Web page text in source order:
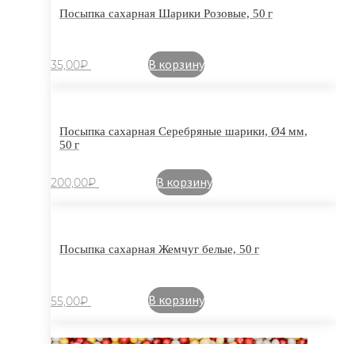
Посыпка сахарная Шарики Розовые, 50 г
35,00₽ В корзину
Посыпка сахарная Серебряные шарики, Ø4 мм,
50 г
200,00₽ В корзину
Посыпка сахарная Жемчуг белые, 50 г
55,00₽ В корзину